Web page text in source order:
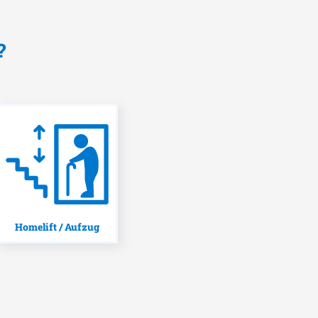
Homelift / Aufzug